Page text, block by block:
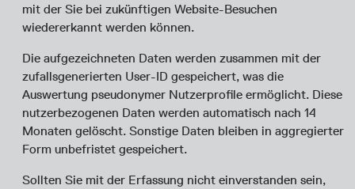
mit der Sie bei zukünftigen Website-Besuchen
wiedererkannt werden können.
Die aufgezeichneten Daten werden zusammen mit der
zufallsgenerierten User-ID gespeichert, was die
Auswertung pseudonymer Nutzerprofile ermöglicht. Diese
nutzerbezogenen Daten werden automatisch nach 14
Monaten gelöscht. Sonstige Daten bleiben in aggregierter
Form unbefristet gespeichert.
Sollten Sie mit der Erfassung nicht einverstanden sein,